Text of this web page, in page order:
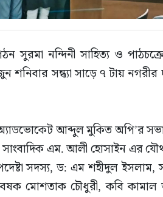
সুরমা নন্দিনী সাহিত্য ও
সন্ধ্যা সাড়ে ৭ টায় নগরীর
আব্দুল মুকিত অপি’র
এম. আলী হোসাইন এর
সদস্য, ড: এম শহীদুল
মোশতাক চৌধুরী, কবি